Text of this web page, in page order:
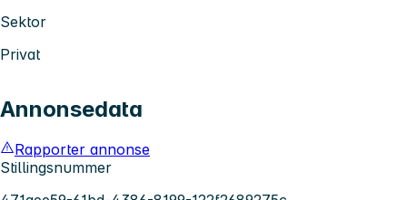
Sektor
Privat
Annonsedata
Rapporter annonse
Stillingsnummer